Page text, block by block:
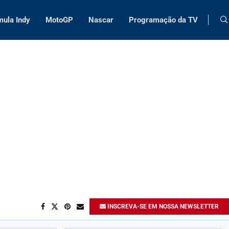
Indy MotoGP Nascar Programação da TV
INSCREVA-SE EM NOSSA NEWSLETTER